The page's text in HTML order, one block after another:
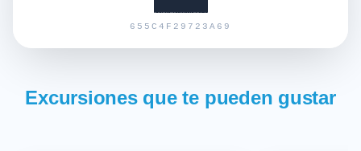
655C4F29723A69
Excursiones que te pueden gustar